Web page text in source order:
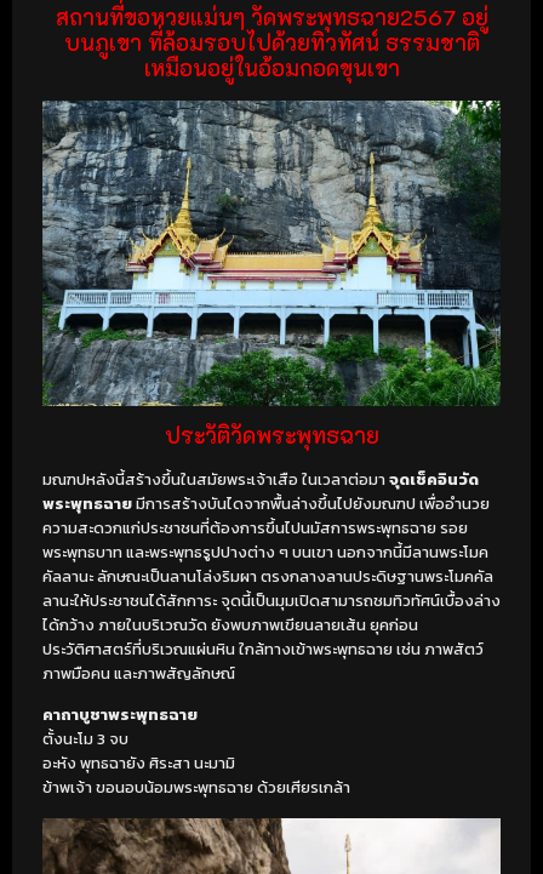
สถานที่ขอหวยแม่นๆ วัดพระพุทธฉาย2567 อยู่
บนภูเขา ที่ล้อมรอบไปด้วยทิวทัศน์ ธรรมชาติ
เหมือนอยู่ในอ้อมกอดขุนเขา
ประวัติวัดพระพุทธฉาย
มณฑปหลังนี้สร้างขึ้นในสมัยพระเจ้าเสือ ในเวลาต่อมาจุดเช็คอินวัด
พระพุทธฉายมีการสร้างบันไดจากพื้นล่างขึ้นไปยังมณฑป เพื่ออำนวย
ความสะดวกแก่ประชาชนที่ต้องการขึ้นไปนมัสการพระพุทธฉาย รอย
พระพุทธบาท และพระพุทธรูปปางต่าง ๆ บนเขา นอกจากนี้มีลานพระโมค
คัลลานะ ลักษณะเป็นลานโล่งริมผา ตรงกลางลานประดิษฐานพระโมคคัล
ลานะให้ประชาชนได้สักการะ จุดนี้เป็นมุมเปิดสามารถชมทิวทัศน์เบื้องล่าง
ได้กว้าง ภายในบริเวณวัด ยังพบภาพเขียนลายเส้น ยุคก่อน
ประวัติศาสตร์ที่บริเวณแผ่นหิน ใกล้ทางเข้าพระพุทธฉาย เช่น ภาพสัตว์
ภาพมือคน และภาพสัญลักษณ์
คาถาบูชาพระพุทธฉาย
ตั้งนะโม 3 จบ
อะหัง พุทธฉายัง ศิระสา นะมามิ
ข้าพเจ้า ขอนอบน้อมพระพุทธฉาย ด้วยเศียรเกล้า